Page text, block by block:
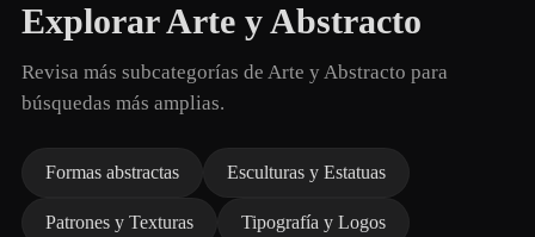
Explorar Arte y Abstracto
Revisa más subcategorías de Arte y Abstracto para
búsquedas más amplias.
Formas abstractas Esculturas y Estatuas
Patrones y Texturas Tipografía y Logos